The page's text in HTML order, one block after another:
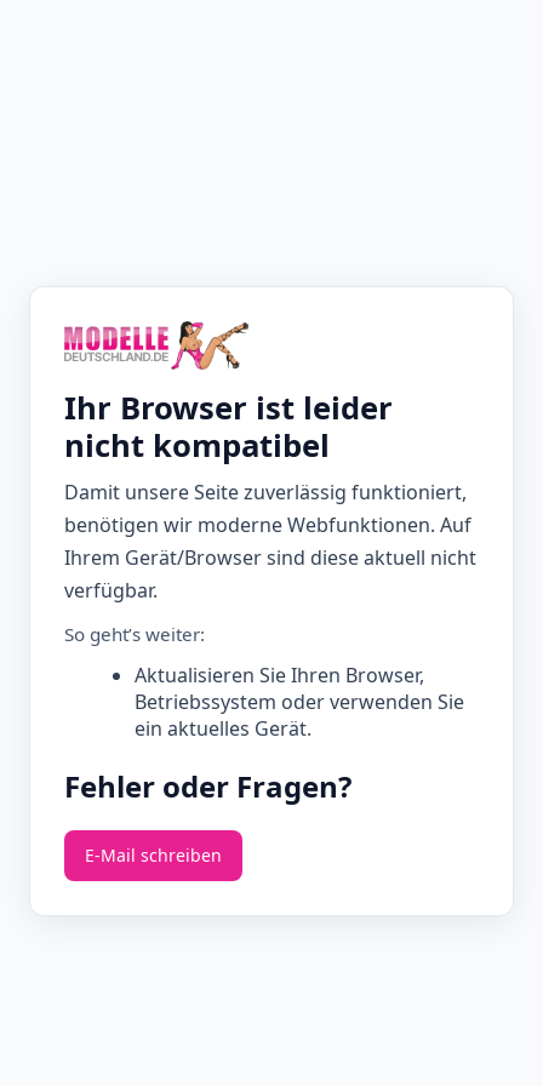
Ihr Browser ist leider
nicht kompatibel
Damit unsere Seite zuverlässig funktioniert,
benötigen wir moderne Webfunktionen. Auf
Ihrem Gerät/Browser sind diese aktuell nicht
verfügbar.
So geht’s weiter:
Aktualisieren Sie Ihren Browser,
Betriebssystem oder verwenden Sie
ein aktuelles Gerät.
Fehler oder Fragen?
E‑Mail schreiben